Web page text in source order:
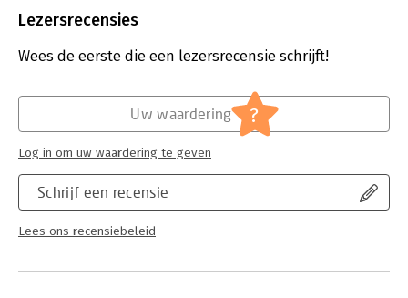
transforms our understanding of the human past and offers a
path toward imagining new forms of freedom, new ways of
organizing society.
animated by curiosity, moral vision and faith in the power of
'Fascinating, thought-provoking, groundbreaking. A book that
most profound and exciting book I've read in thirty years' -
Robin D.
Uitgever:
Verschijningsdatum:
25-5-2022
Mens en maatschappij
Lezersrecensies
Wees de eerste die een lezersrecensie schrijft!
Schrijf een recensie
Lees ons recensiebeleid
Uw waardering ?
Log in om uw waardering te geven